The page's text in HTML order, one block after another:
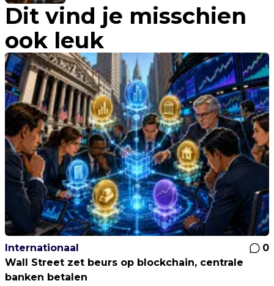
Dit vind je misschien
ook leuk
Internationaal
0
Wall Street zet beurs op blockchain, centrale
banken betalen